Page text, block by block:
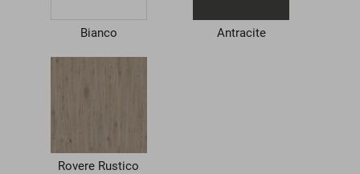
Bianco Antracite
Rovere Rustico